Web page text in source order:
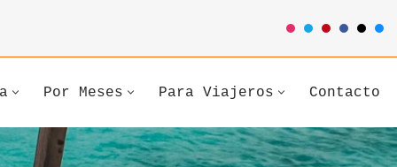
Por Meses Para Viajeros Contacto